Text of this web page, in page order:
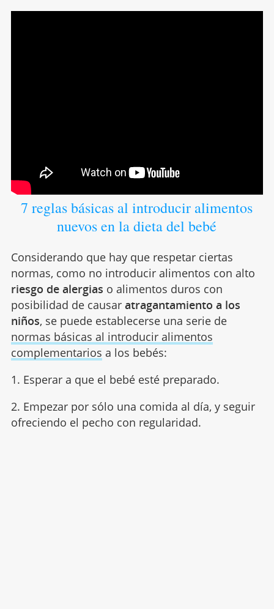
7 reglas básicas al introducir alimentos
nuevos en la dieta del bebé
Considerando que hay que respetar ciertas
normas, como no introducir alimentos con alto
riesgo de alergias o alimentos duros con
posibilidad de causar atragantamiento a los
niños, se puede establecerse una serie de
normas básicas al introducir alimentos
complementarios a los bebés:
1. Esperar a que el bebé esté preparado.
2. Empezar por sólo una comida al día, y seguir
ofreciendo el pecho con regularidad.